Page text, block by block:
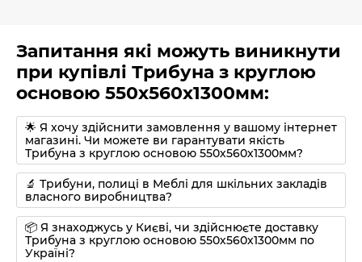
Запитання які можуть виникнути
при купівлі Трибуна з круглою
основою 550х560х1300мм:
🌟 Я хочу здійснити замовлення у вашому інтернет
магазині. Чи можете ви гарантувати якість
Трибуна з круглою основою 550х560х1300мм?
🔬 Трибуни, полиці в Меблі для шкільних закладів
власного виробництва?
📦 Я знаходжусь у Києві, чи здійснюєте доставку
Трибуна з круглою основою 550х560х1300мм по
Україні?